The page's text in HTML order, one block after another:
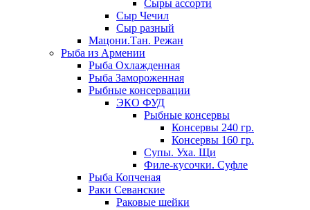
Сыры ассорти
Сыр Чечил
Сыр разный
Мацони.Тан. Режан
Рыба из Армении
Рыба Охлажденная
Рыба Замороженная
Рыбные консервации
ЭКО ФУД
Рыбные консервы
Консервы 240 гр.
Консервы 160 гр.
Супы. Уха. Щи
Филе-кусочки. Суфле
Рыба Копченая
Раки Севанские
Раковые шейки